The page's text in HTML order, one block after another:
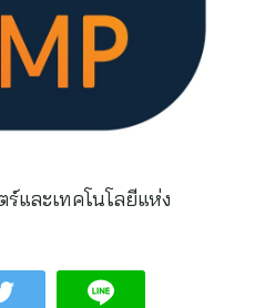
และเทคโนโลยีแห่ง